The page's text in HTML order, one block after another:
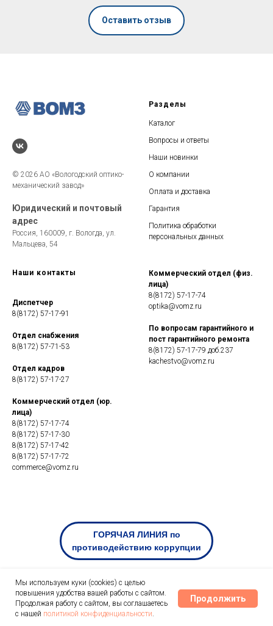
Оставить отзыв
Мы используем куки (cookies) с целью
повышения удобства вашей работы с сайтом.
Продолжая работу с сайтом, вы соглашаетесь
с нашей политикой конфиденциальности.
Продолжить
© 2026 АО «Вологодский оптико-
механический завод»
Юридический и почтовый
адрес
Россия, 160009, г. Вологда, ул.
Мальцева, 54
Разделы
Каталог
Вопросы и ответы
Наши новинки
О компании
Оплата и доставка
Гарантия
Политика обработки
персональных данных
Наши контакты
Диспетчер
8(8172) 57-17-91
Отдел снабжения
8(8172) 57-71-53
Отдел кадров
8(8172) 57-17-27
Коммерческий отдел (юр.
лица)
8(8172) 57-17-74
8(8172) 57-17-30
8(8172) 57-17-42
8(8172) 57-17-72
commerce@vomz.ru
Коммерческий отдел (физ.
лица)
8(8172) 57-17-74
optika@vomz.ru
По вопросам гарантийного и
пост гарантийного ремонта
8(8172) 57-17-79 доб.237
kachestvo@vomz.ru
Made on Tilda